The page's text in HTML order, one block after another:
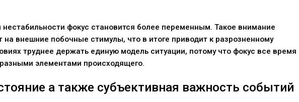
нестабильности фокус становится более переменным. Такое внимание
на внешние побочные стимулы, что в итоге приводит к разрозненному
труднее держать единую модель ситуации, потому что фокус все время
элементами происходящего.
а также субъективная важность событий